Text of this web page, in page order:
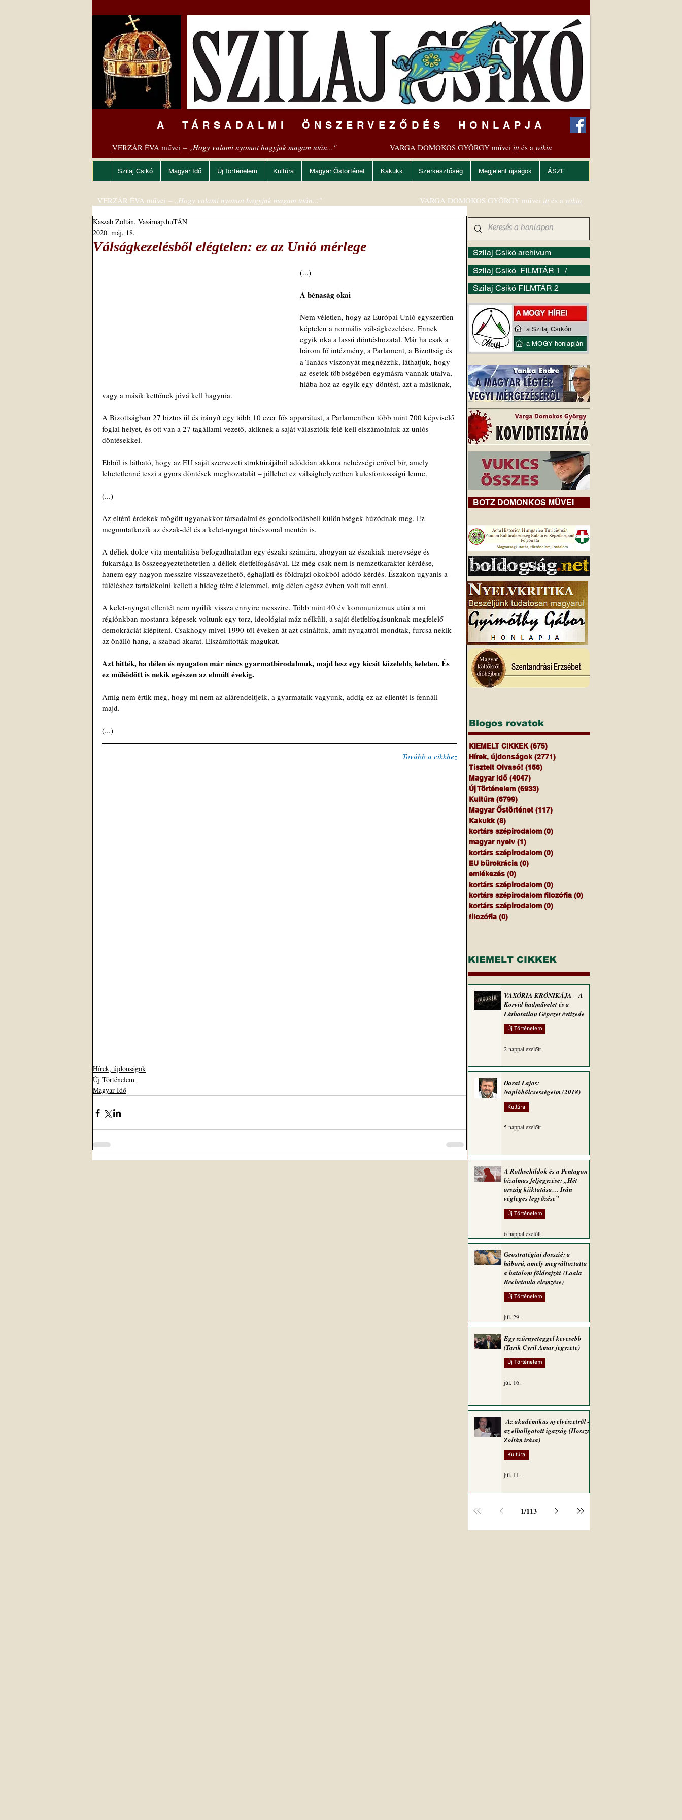
A TÁRSADALMI ÖNSZERVEZŐDÉS HONLAPJA
VERZÁR ÉVA művei – „Hogy valami nyomot hagyjak magam után..." VARGA DOMOKOS GYÖRGY művei ittés a wikin
Szilaj Csikó Magyar Idő Új Történelem Kultúra Magyar Őstörténet Kakukk Szerkesztőség Megjelent újságok ÁSZF
Válságkezelésből elégtelen: ez az Unió mérlege
Kaszab Zoltán, Vasárnap.huTÁN
2020. máj. 18.
(...)
A bénaság okai
Nem véletlen, hogy az Európai Unió egyszerűen
képtelen a normális válságkezelésre. Ennek
egyik oka a lassú döntéshozatal. Már ha csak a
három fő intézmény, a Parlament, a Bizottság és
a Tanács viszonyát megnézzük, láthatjuk, hogy
az esetek többségében egymásra vannak utalva,
hiába hoz az egyik egy döntést, azt a másiknak,
vagy a másik kettőnek jóvá kell hagynia.
A Bizottságban 27 biztos ül és irányít egy több 10 ezer fős apparátust, a Parlamentben több mint 700 képviselő
foglal helyet, és ott van a 27 tagállami vezető, akiknek a saját választóik felé kell elszámolniuk az uniós
döntésekkel.
Ebből is látható, hogy az EU saját szervezeti struktúrájából adódóan akkora nehézségi erővel bír, amely
lehetetlenné teszi a gyors döntések meghozatalát – jóllehet ez válsághelyzetben kulcsfontosságú lenne.
(...)
Az eltérő érdekek mögött ugyanakkor társadalmi és gondolkodásbeli különbségek húzódnak meg. Ez
megmutatkozik az észak-dél és a kelet-nyugat törésvonal mentén is.
A déliek dolce vita mentalitása befogadhatatlan egy északi számára, ahogyan az északiak merevsége és
fukarsága is összeegyeztethetetlen a déliek életfelfogásával. Ez még csak nem is nemzetkarakter kérdése,
hanem egy nagyon messzire visszavezethető, éghajlati és földrajzi okokból adódó kérdés. Északon ugyanis a
túléléshez tartalékolni kellett a hideg télre élelemmel, míg délen egész évben volt mit enni.
A kelet-nyugat ellentét nem nyúlik vissza ennyire messzire. Több mint 40 év kommunizmus után a mi
régiónkban mostanra képesek voltunk egy torz, ideológiai máz nélküli, a saját életfelfogásunknak megfelelő
demokráciát kiépíteni. Csakhogy mivel 1990-től éveken át azt csináltuk, amit nyugatról mondtak, furcsa nekik
az önálló hang, a szabad akarat. Elszámították magukat.
Azt hitték, ha délen és nyugaton már nincs gyarmatbirodalmuk, majd lesz egy kicsit közelebb, keleten. És
ez működött is nekik egészen az elmúlt évekig.
Amíg nem értik meg, hogy mi nem az alárendeltjeik, a gyarmataik vagyunk, addig ez az ellentét is fennáll
majd.
(...)
Tovább a cikkhez
Hírek, újdonságok
Új Történelem
Magyar Idő
Szilaj Csikó archívum
Szilaj Csikó FILMTÁR 1 /
Szilaj Csikó FILMTÁR 2
VERZÁR ÉVA művei – „Hogy valami nyomot hagyjak magam után..." VARGA DOMOKOS GYÖRGY művei itt és a wikin
BOTZ DOMONKOS MŰVEI
Blogos rovatok
KIEMELT CIKKEK (675)
Hírek, újdonságok (2771)
Tisztelt Olvasó! (156)
Magyar Idő (4047)
Új Történelem (6933)
Kultúra (6799)
Magyar Őstörténet (117)
Kakukk (8)
kortárs szépirodalom (0)
magyar nyelv (1)
kortárs szépirodalom (0)
EU bürokrácia (0)
emlékezés (0)
kortárs szépirodalom (0)
kortárs szépirodalom filozófia (0)
kortárs szépirodalom (0)
filozófia (0)
KIEMELT CIKKEK
VAXÓRIA KRÓNIKÁJA ‒ A
Korvid hadművelet és a
Láthatatlan Gépezet évtizede
Új Történelem
2 nappal ezelőtt
Darai Lajos:
Naplóbölcsességeim (2018)
Kultúra
5 nappal ezelőtt
A Rothschildok és a Pentagon
bizalmas feljegyzése: „Hét
ország kiiktatása… Irán
végleges legyőzése”
Új Történelem
6 nappal ezelőtt
Geostratégiai dosszié: a
háború, amely megváltoztatta
a hatalom földrajzát (Laala
Bechetoula elemzése)
Új Történelem
júl. 29.
Egy szörnyeteggel kevesebb
(Tarik Cyril Amar jegyzete)
Új Történelem
júl. 16.
Az akadémikus nyelvészetről –
az elhallgatott igazság (Hosszú
Zoltán írása)
Kultúra
júl. 11.
1/113
a Szilaj Csikón
a MOGY honlapján